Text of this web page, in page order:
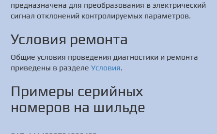
предназначена для преобразования в электрический
сигнал отклонений контролируемых параметров.
Условия ремонта
Общие условия проведения диагностики и ремонта
приведены в разделеУсловия.
Примеры серийных
номеров на шильде